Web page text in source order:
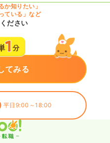
か知りたい」
ている」など
ださい
てみる
平日9:00～18:00